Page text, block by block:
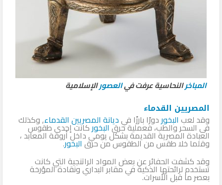
المباخرالنحاسية عرفت فيالعصورالإسلامية
المصريين القدماء
وقد لعب البخور دورًا بارزًا فيديانة المصريين القدماء, وكذلك
فى السحر والطب، فعملية حرقالبخوركانت إحدى طقوس
العبادة المصرية القديمة بشكل يومي داخل أروقة المعابد ،
وقلما خلا طقس من الطقوس من حرقالبخور.
وقد كشفت الحفائر عن بعض المواد الراتنجية التي كانت
تستخدم لرائحتها الذكية في مقابر البداري ونقادة المؤرخة
بعصر ما قبل الأسرات.